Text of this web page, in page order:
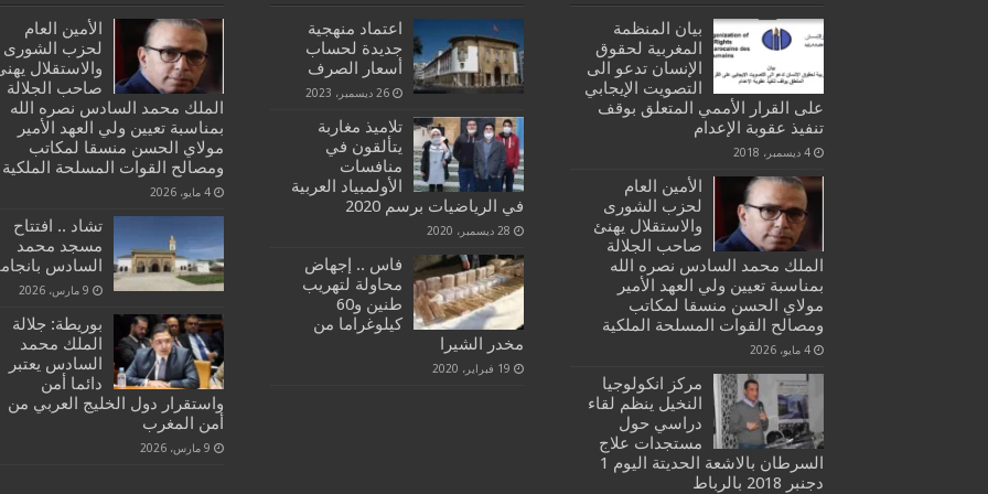
بيان المنظمة
المغربية لحقوق
الإنسان تدعو الى
التصويت الإيجابي
على القرار الأممي المتعلق بوقف
تنفيذ عقوبة الإعدام
4 ديسمبر، 2018
الأمين العام
لحزب الشورى
والاستقلال يهنئ
صاحب الجلالة
الملك محمد السادس نصره الله
بمناسبة تعيين ولي العهد الأمير
مولاي الحسن منسقا لمكاتب
ومصالح القوات المسلحة الملكية
4 مايو، 2026
مركز انكولوجيا
النخيل ينظم لقاء
دراسي حول
مستجدات علاج
السرطان بالاشعة الحديتة اليوم 1
دجنبر 2018 بالرباط
اعتماد منهجية
جديدة لحساب
أسعار الصرف
26 ديسمبر، 2023
تلاميذ مغاربة
يتألقون في
منافسات
الأولمبياد العربية
في الرياضيات برسم 2020
28 ديسمبر، 2020
فاس .. إجهاض
محاولة لتهريب
طنين و60
كيلوغراما من
مخدر الشيرا
19 فبراير، 2020
الأمين العام
لحزب الشورى
والاستقلال
صاحب الجلالة
الملك محمد السادس نصره الله
بمناسبة تعيين ولي العهد الأمير
مولاي الحسن منسقا لمكاتب
ومصالح القوات المسلحة الملكية
4 مايو، 2026
تشاد .. افتتاح
مسجد محمد
السادس
9 مارس، 2026
بوريطة: جلالة
الملك محمد
السادس يعتبر
دائما أمن
واستقرار دول الخليج العربي من
أمن المغرب
9 مارس، 2026